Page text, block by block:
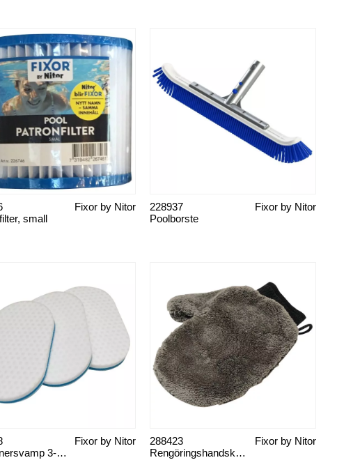
small
Fixor by Nitor
Poolborste
Fixor by Nitor
228937
Refill linersvamp 3-pack
Fixor by Nitor
Rengöringshandske mikrofiber
Fixor by Nitor
288423